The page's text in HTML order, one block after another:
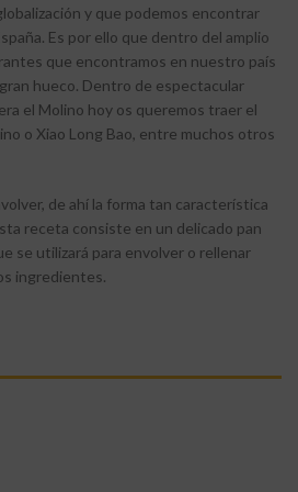
y que podemos encontrar
Es por ello que dentro del amplio
que encontramos en nuestro país
hueco. Dentro de espectacular
el Molino hoy os queremos traer el
o Xiao Long Bao, entre muchos otros
de ahí la forma tan característica
receta consiste en un delicado pan
se utilizará para envolver o rellenar
ingredientes.